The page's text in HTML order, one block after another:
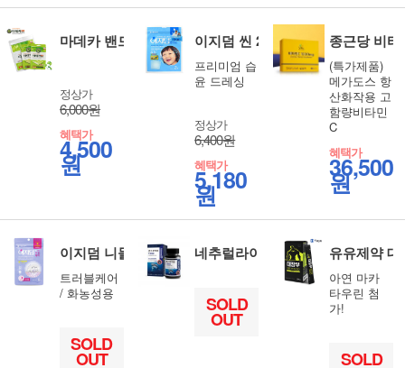
마데카 밴드 4종 선택 상처관리 습윤밴드
정상가
6,000원
혜택가
4,500
원
이지덤 씬 2매
프리미엄 습
윤 드레싱
정상가
6,400원
혜택가
5,180
원
종근당 비
(특가제품)
메가도스 항
산화작용 고
함량비타민
C
혜택가
36,500
원
이지덤 니들케어 6매
트러블케어
/ 화농성용
SOLD
OUT
네추럴라이즈 콘드로이친 1200 고
SOLD
OUT
유유제약
아연 마카
타우린 첨
가!
SOLD